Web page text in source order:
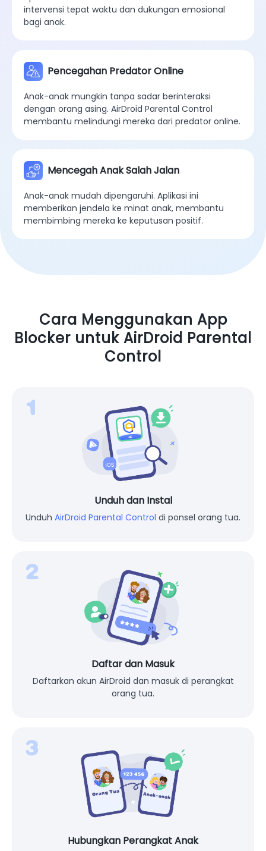
intervensi tepat waktu dan dukungan emosional
bagi anak.
Pencegahan Predator Online
Anak-anak mungkin tanpa sadar berinteraksi
dengan orang asing. AirDroid Parental Control
membantu melindungi mereka dari predator online.
Mencegah Anak Salah Jalan
Anak-anak mudah dipengaruhi. Aplikasi ini
memberikan jendela ke minat anak, membantu
membimbing mereka ke keputusan positif.
Cara Menggunakan App
Blocker untuk AirDroid Parental
Control
Unduh dan Instal
Unduh AirDroid Parental Control di ponsel orang tua.
Daftar dan Masuk
Daftarkan akun AirDroid dan masuk di perangkat
orang tua.
Hubungkan Perangkat Anak